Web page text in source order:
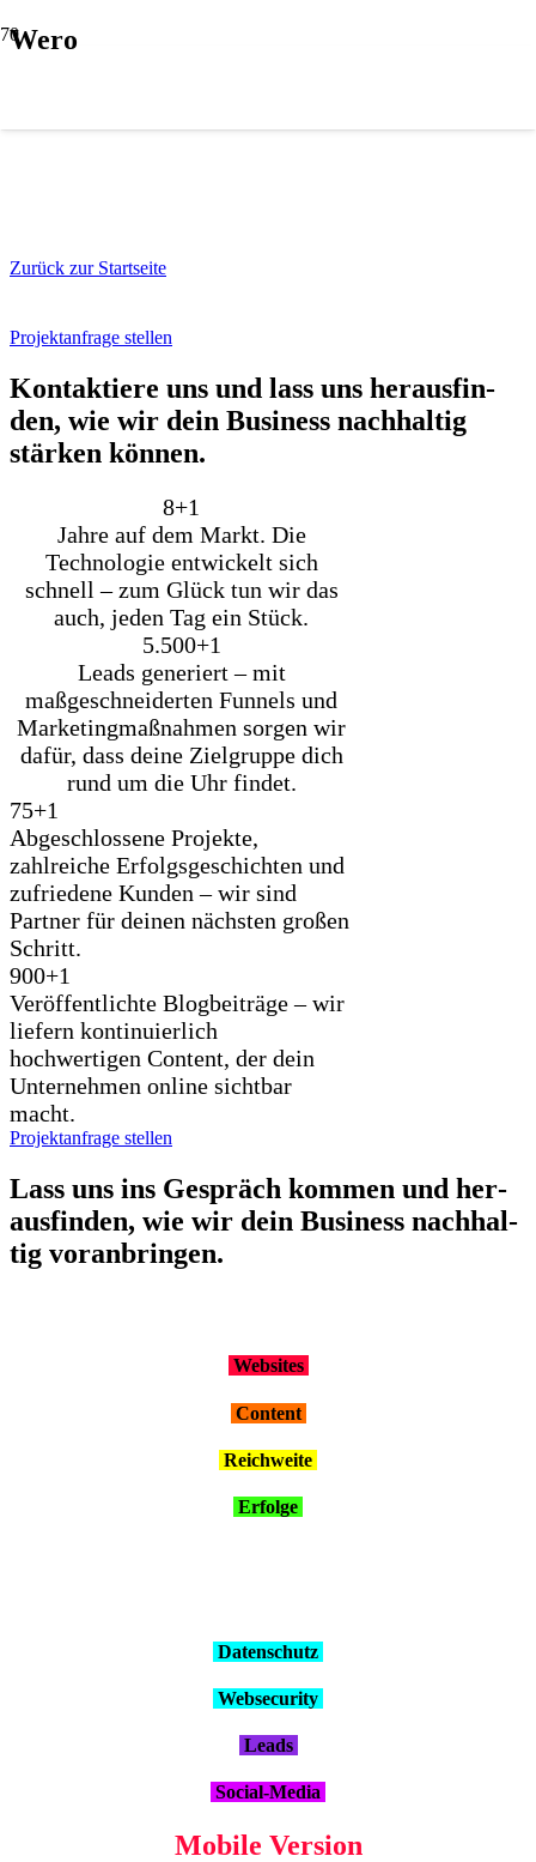
Wero
Zurück zur Startseite
Projektanfrage stellen
Kon­tak­tie­re uns und lass uns her­aus­fin­
den, wie wir dein Busi­ness nach­hal­tig
stär­ken kön­nen.
8+1
Jahre auf dem Markt. Die
Technologie entwickelt sich
schnell – zum Glück tun wir das
auch, jeden Tag ein Stück.
5.500+1
Leads generiert – mit
maßgeschneiderten Funnels und
Marketingmaßnahmen sorgen wir
dafür, dass deine Zielgruppe dich
rund um die Uhr findet.
75+1
Abgeschlossene Projekte,
zahlreiche Erfolgsgeschichten und
zufriedene Kunden – wir sind
Partner für deinen nächsten großen
Schritt.
900+1
Veröffentlichte Blogbeiträge – wir
liefern kontinuierlich
hochwertigen Content, der dein
Unternehmen online sichtbar
macht.
Projektanfrage stellen
Lass uns ins Gespräch kom­men und her­
aus­fin­den, wie wir dein Busi­ness nach­hal­
tig vor­an­brin­gen.
Web­sites
Con­tent
Reich­wei­te
Erfol­ge
Daten­schutz
Web­se­cu­ri­ty
Leads
Social-Media
Mobi­le Ver­si­on